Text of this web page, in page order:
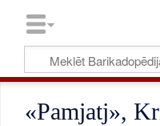
«Pamjatj»,